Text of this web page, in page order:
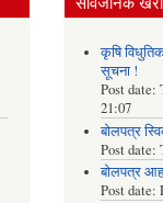
कृषि
सूचना !
Post date:
21:07
बोलपत्र
Post date:
बोलपत्र
Post date: